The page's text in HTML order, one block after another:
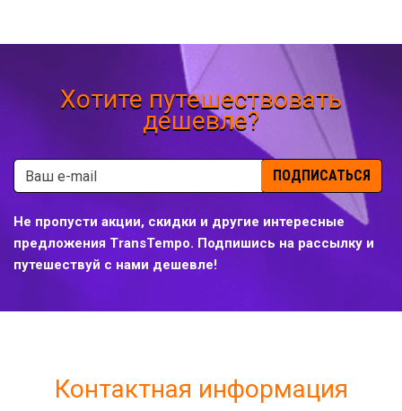
Хотите путешествовать
дешевле?
ПОДПИСАТЬСЯ
Не пропусти акции, скидки и другие интересные
предложения TransTempo. Подпишись на рассылку и
путешествуй с нами дешевле!
Контактная информация